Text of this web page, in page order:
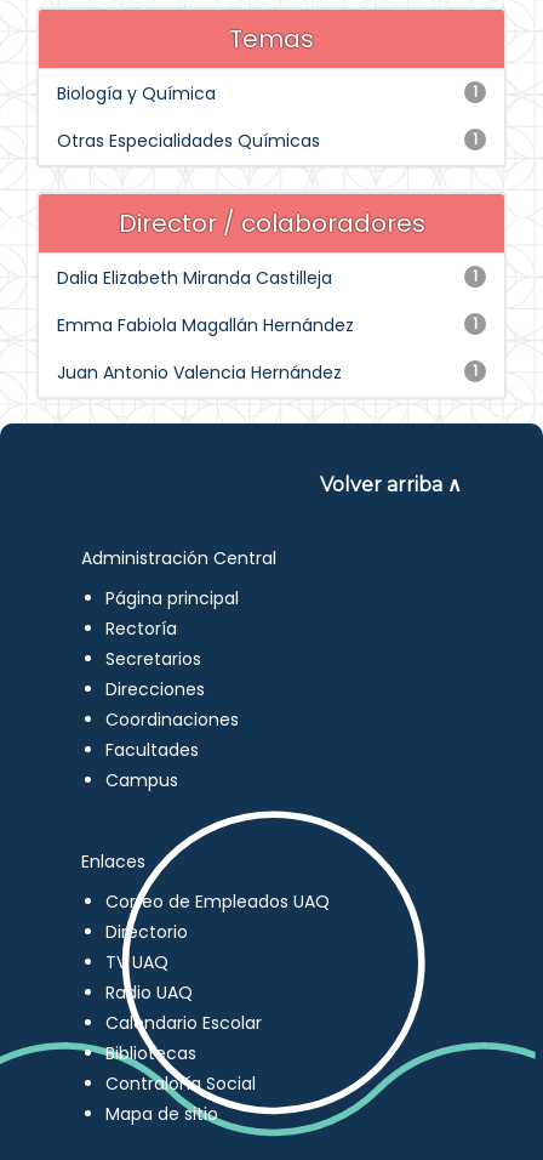
Temas
1
Biología y Química
1
Otras Especialidades Químicas
Director / colaboradores
1
Dalia Elizabeth Miranda Castilleja
1
Emma Fabiola Magallán Hernández
1
Juan Antonio Valencia Hernández
Volver arriba ∧
Administración Central
Página principal
Rectoría
Secretarios
Direcciones
Coordinaciones
Facultades
Campus
Enlaces
Correo de Empleados UAQ
Directorio
TV UAQ
Radio UAQ
Calendario Escolar
Bibliotecas
Contraloría Social
Mapa de sitio